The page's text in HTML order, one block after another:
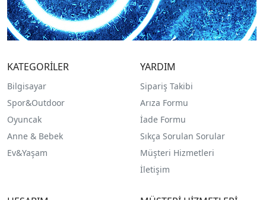
KATEGORİLER
Bilgisayar
Spor&Outdoor
Oyuncak
Anne & Bebek
Ev&Yaşam
YARDIM
Sipariş Takibi
Arıza Formu
İade Formu
Sıkça Sorulan Sorular
Müşteri Hizmetleri
İletişim